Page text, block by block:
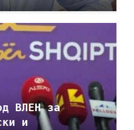
ВЛЕН за
и